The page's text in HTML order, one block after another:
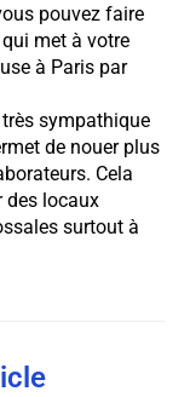
pouvez faire
met à votre
à Paris par
sympathique
de nouer plus
Cela
des locaux
surtout à